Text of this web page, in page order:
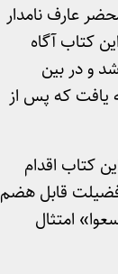
عارف نامدار
کتاب آگاه
و در بین
یافت که پس از
کتاب اقدام
فضیلت قابل هضم
امتثال